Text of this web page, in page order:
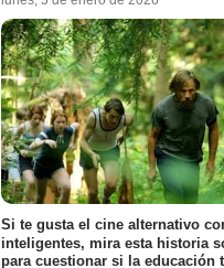
Si te gusta el cine alternativo
inteligentes, mira esta historia
para cuestionar si la educación